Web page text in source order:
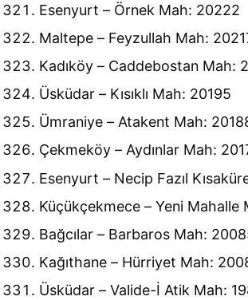
Esenyurt – Örnek Mah: 20222
Maltepe – Feyzullah Mah:
Kadıköy – Caddebostan Mah:
Üsküdar – Kısıklı Mah: 20195
Ümraniye – Atakent Mah:
Çekmeköy – Aydınlar Mah:
Esenyurt – Necip Fazıl
Küçükçekmece – Yeni Mahalle
Bağcılar – Barbaros Mah:
Kağıthane – Hürriyet Mah:
Üsküdar – Valide-İ Atik Mah: